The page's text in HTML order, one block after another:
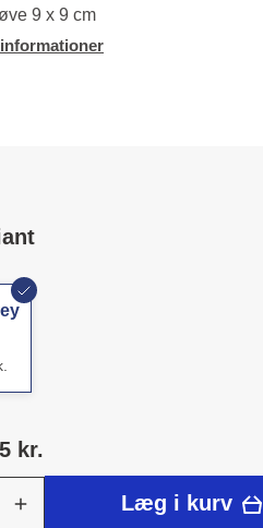
9 x 9 cm
kr.
Læg i kurv